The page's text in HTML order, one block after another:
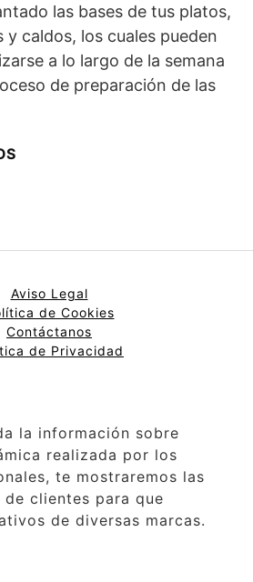
las bases de tus platos,
caldos, los cuales pueden
a lo largo de la semana
de preparación de las
Aviso Legal
de Cookies
Contáctanos
de Privacidad
la información sobre
realizada por los
te mostraremos las
de clientes para que
de diversas marcas.